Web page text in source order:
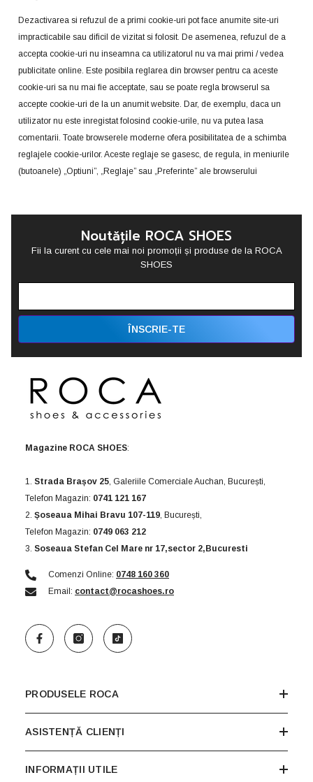
Dezactivarea si refuzul de a primi cookie-uri pot face anumite site-uri
impracticabile sau dificil de vizitat si folosit. De asemenea, refuzul de a
accepta cookie-uri nu inseamna ca utilizatorul nu va mai primi / vedea
publicitate online. Este posibila reglarea din browser pentru ca aceste
cookie-uri sa nu mai fie acceptate, sau se poate regla browserul sa
accepte cookie-uri de la un anumit website. Dar, de exemplu, daca un
utilizator nu este inregistat folosind cookie-urile, nu va putea lasa
comentarii. Toate browserele moderne ofera posibilitatea de a schimba
reglajele cookie-urilor. Aceste reglaje se gasesc, de regula, in meniurile
(butoanele) „Optiuni”, „Reglaje” sau „Preferinte” ale browserului
Noutățile ROCA SHOES
Fii la curent cu cele mai noi promoții și produse de la ROCA
SHOES
ÎNSCRIE-TE
Magazine ROCA SHOES:
1. Strada Brașov 25 , Galeriile Comerciale Auchan, București,
Telefon Magazin: 0741 121 167
2. Șoseaua Mihai Bravu 107-119 , București,
Telefon Magazin: 0749 063 212
3. Soseaua Stefan Cel Mare nr 17,sector 2,Bucuresti
Comenzi Online: 0748 160 360
Email: contact@rocashoes.ro
PRODUSELE ROCA
ASISTENȚĂ CLIENȚI
INFORMAȚII UTILE